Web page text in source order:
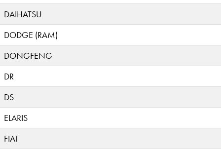
DAIHATSU
DODGE (RAM)
DONGFENG
DR
DS
ELARIS
FIAT